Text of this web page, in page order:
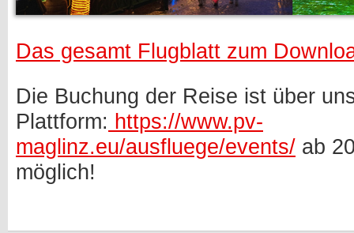
Das gesamt Flugblatt zum
Die Buchung der Reise ist über
Plattform: https://www.pv-
maglinz.eu/ausfluege/events/ ab
möglich!